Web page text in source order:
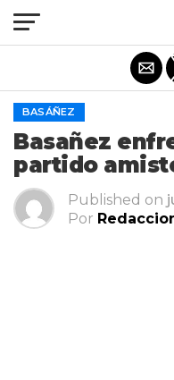
BASÁÑEZ
Basañez
partido
Published on
Por